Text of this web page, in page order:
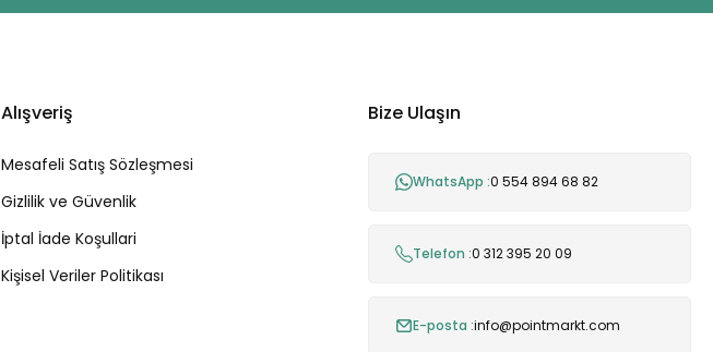
Alışveriş
Mesafeli Satış Sözleşmesi
Gizlilik ve Güvenlik
İptal İade Koşullari
Kişisel Veriler Politikası
Bize Ulaşın
WhatsApp :0 554 894 68 82
Telefon :0 312 395 20 09
E-posta :info@pointmarkt.com